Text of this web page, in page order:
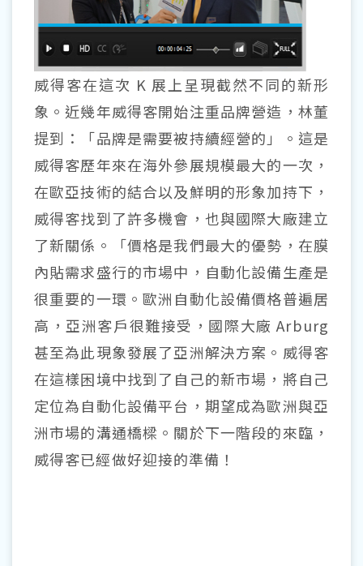
威得客在這次 K 展上呈現截然不同的新形
象。近幾年威得客開始注重品牌營造，林董
提到：「品牌是需要被持續經營的」。這是
威得客歷年來在海外參展規模最大的一次，
在歐亞技術的結合以及鮮明的形象加持下，
威得客找到了許多機會，也與國際大廠建立
了新關係。「價格是我們最大的優勢，在膜
內貼需求盛行的市場中，自動化設備生產是
很重要的一環。歐洲自動化設備價格普遍居
高，亞洲客戶很難接受，國際大廠 Arburg
甚至為此現象發展了亞洲解決方案。威得客
在這樣困境中找到了自己的新市場，將自己
定位為自動化設備平台，期望成為歐洲與亞
洲市場的溝通橋樑。關於下一階段的來臨，
威得客已經做好迎接的準備！